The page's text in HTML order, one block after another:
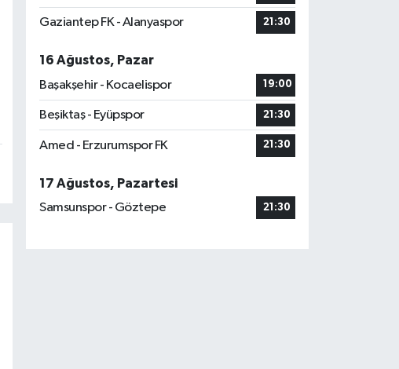
Gaziantep FK - Alanyaspor 21:30
16 Ağustos, Pazar
Başakşehir - Kocaelispor
19:00
Beşiktaş - Eyüpspor 21:30
Amed - Erzurumspor FK 21:30
17 Ağustos, Pazartesi
Samsunspor - Göztepe
21:30